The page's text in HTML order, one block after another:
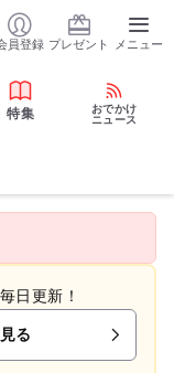
員登録 プレゼント メニュー
特集
おでかけ
ニュース
日更新！
る